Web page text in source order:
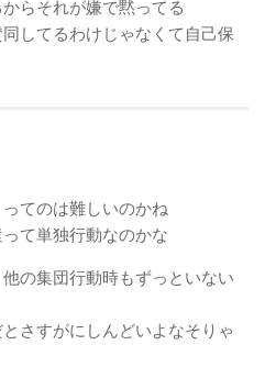
らそれが嫌で黙ってる
してるわけじゃなくて自己保
てのは難しいのかね
て単独行動なのかな
の集団行動時もずっといない
さすがにしんどいよなそりゃ